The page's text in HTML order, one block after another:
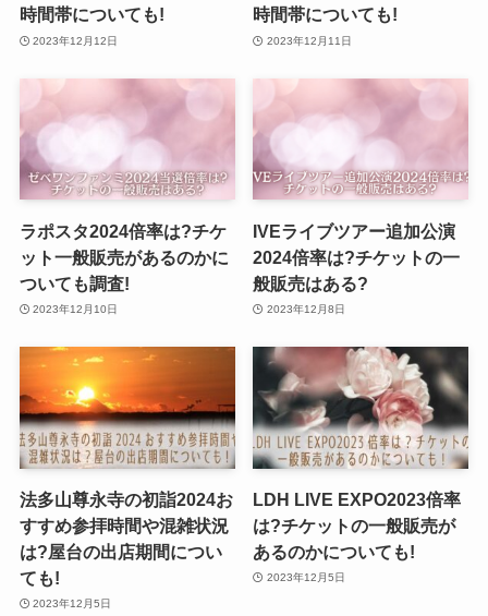
時間帯についても!
2023年12月12日
時間帯についても!
2023年12月11日
ラポスタ2024倍率は?チケ
ット一般販売があるのかに
ついても調査!
2023年12月10日
IVEライブツアー追加公演
2024倍率は?チケットの一
般販売はある?
2023年12月8日
法多山尊永寺の初詣2024お
すすめ参拝時間や混雑状況
は?屋台の出店期間につい
ても!
2023年12月5日
LDH LIVE EXPO2023倍率
は?チケットの一般販売が
あるのかについても!
2023年12月5日